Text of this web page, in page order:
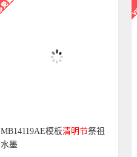
MB14119AE模板清明节祭祖
水墨